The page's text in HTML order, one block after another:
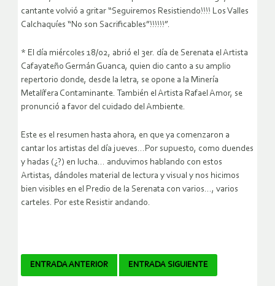
cantante volvió a gritar “Seguiremos Resistiendo!!!! Los Valles
Calchaquíes “No son Sacrificables”!!!!!!”.
* El día miércoles 18/02, abrió el 3er. día de Serenata el Artista
Cafayateño Germán Guanca, quien dio canto a su amplio
repertorio donde, desde la letra, se opone a la Minería
Metalífera Contaminante. También el Artista Rafael Amor, se
pronunció a favor del cuidado del Ambiente.
Este es el resumen hasta ahora, en que ya comenzaron a
cantar los artistas del día jueves…Por supuesto, como duendes
y hadas (¿?) en lucha… anduvimos hablando con estos
Artistas, dándoles material de lectura y visual y nos hicimos
bien visibles en el Predio de la Serenata con varios…, varios
carteles. Por este Resistir andando.
Navegador
ENTRADA ANTERIOR ENTRADA SIGUIENTE